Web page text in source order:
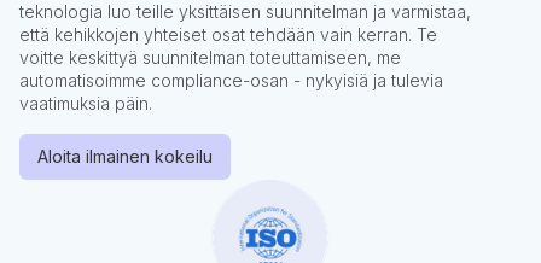
teknologia luo teille yksittäisen suunnitelman ja varmistaa,
että kehikkojen yhteiset osat tehdään vain kerran. Te
voitte keskittyä suunnitelman toteuttamiseen, me
automatisoimme compliance-osan - nykyisiä ja tulevia
vaatimuksia päin.
Aloita ilmainen kokeilu